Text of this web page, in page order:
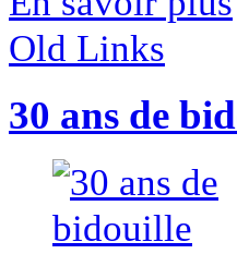
Old Links
30 ans de